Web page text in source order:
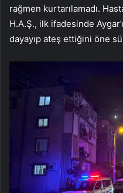
rağmen kurtarılamadı.
H.A.Ş., ilk ifadesinde
dayayıp ateş ettiğini öne